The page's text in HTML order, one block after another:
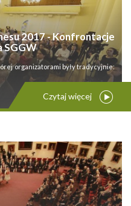
2017 - Konfrontacje
SGGW
organizatorami były tradycyjnie:
Czytaj więcej